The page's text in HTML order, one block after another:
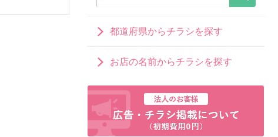
都道府県からチラシを探す
お店の名前からチラシを探す